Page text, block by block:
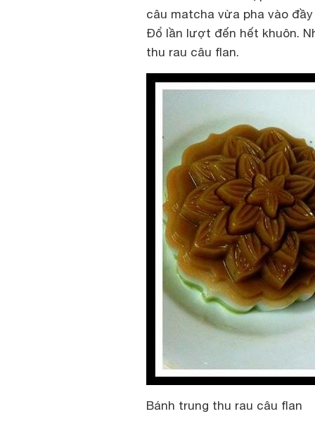
câu matcha vừa pha vào
Đổ lần lượt đến hết khuôn.
thu rau câu flan.
Bánh trung thu rau câu flan